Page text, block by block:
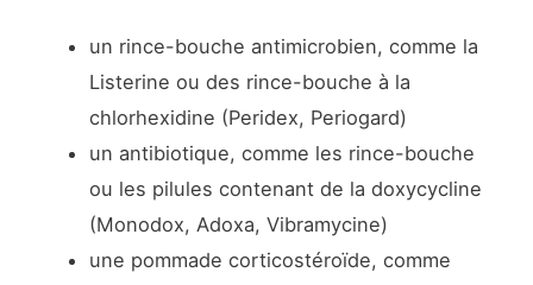
un rince-bouche antimicrobien, comme la
Listerine ou des rince-bouche à la
chlorhexidine (Peridex, Periogard)
un antibiotique, comme les rince-bouche
ou les pilules contenant de la doxycycline
(Monodox, Adoxa, Vibramycine)
une pommade corticostéroïde, comme